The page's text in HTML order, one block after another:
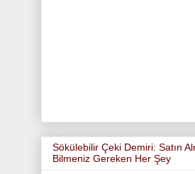
Sökülebilir Çeki Demiri: Satın
Bilmeniz Gereken Her Şey